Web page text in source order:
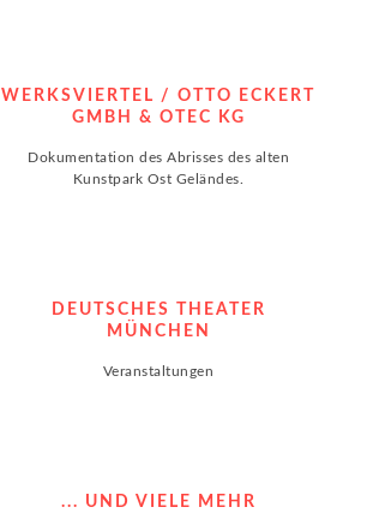
WERKSVIERTEL / OTTO ECKERT
GMBH & OTEC KG
Dokumentation des Abrisses des alten
Kunstpark Ost Geländes.
DEUTSCHES THEATER
MÜNCHEN
Veranstaltungen
... UND VIELE MEHR